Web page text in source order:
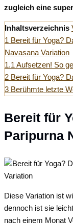
zugleich eine
Inhaltsverzeichnis
1 Bereit für Yoga?
Navasana Variation
1.1 Aufsetzen! So
2 Bereit für Yoga?
3 Berühmte letzte
Bereit für
Paripurna
Diese Variation ist
dennoch ist sie
nach einem Monat